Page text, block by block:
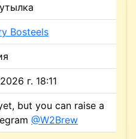
Bosteels
г. 18:11
but you can raise a
@W2Brew